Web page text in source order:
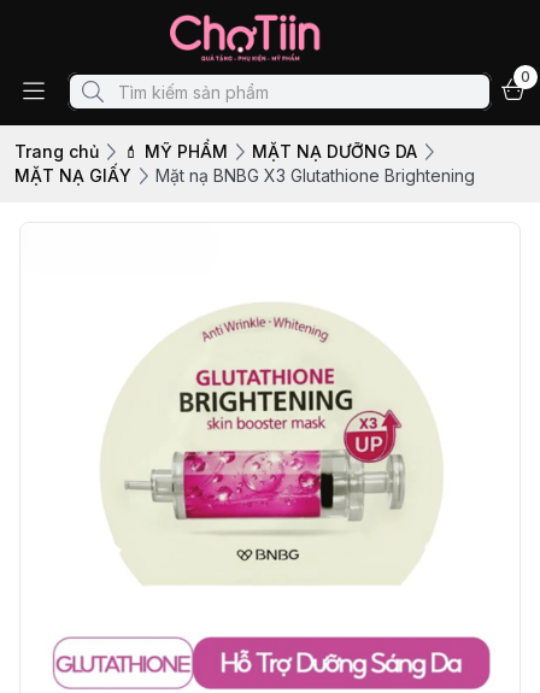
0
Trang chủ 💄 MỸ PHẨM
MẶT NẠ DƯỠNG DA
MẶT NẠ GIẤY
Mặt nạ BNBG X3 Glutathione Brightening